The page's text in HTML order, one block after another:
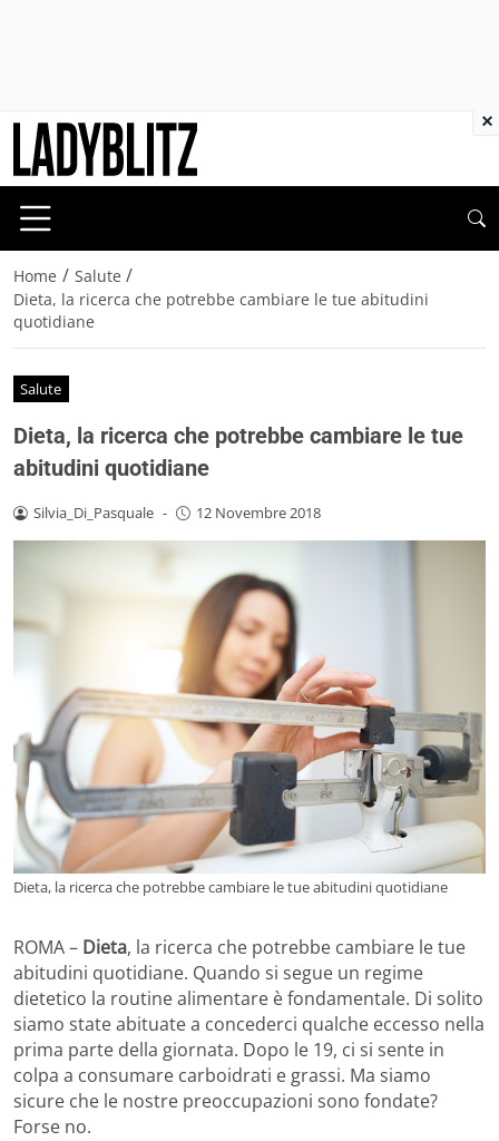
Home / Salute /
Dieta, la ricerca che potrebbe cambiare le tue abitudini
quotidiane
Salute
Dieta, la ricerca che potrebbe cambiare le tue
abitudini quotidiane
Silvia_Di_Pasquale - 12 Novembre 2018
Dieta, la ricerca che potrebbe cambiare le tue abitudini quotidiane
ROMA – Dieta, la ricerca che potrebbe cambiare le tue
abitudini quotidiane. Quando si segue un regime
dietetico la routine alimentare è fondamentale. Di solito
siamo state abituate a concederci qualche eccesso nella
prima parte della giornata. Dopo le 19, ci si sente in
colpa a consumare carboidrati e grassi. Ma siamo
sicure che le nostre preoccupazioni sono fondate?
Forse no.
×